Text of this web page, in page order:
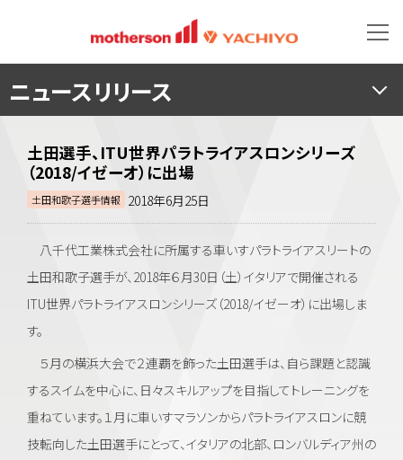
ニュースリリース
土田選手、ITU世界パラトライアスロンシリーズ
（2018/イゼーオ）に出場
土田和歌子選手情報 2018年6月25日
八千代工業株式会社に所属する車いすパラトライアスリートの
土田和歌子選手が、2018年６月30日（土）イタリアで開催される
ITU世界パラトライアスロンシリーズ（2018/イゼーオ）に出場しま
す。
５月の横浜大会で２連覇を飾った土田選手は、自ら課題と認識
するスイムを中心に、日々スキルアップを目指してトレーニングを
重ねています。１月に車いすマラソンからパラトライアスロンに競
技転向した土田選手にとって、イタリアの北部、ロンバルディア州の